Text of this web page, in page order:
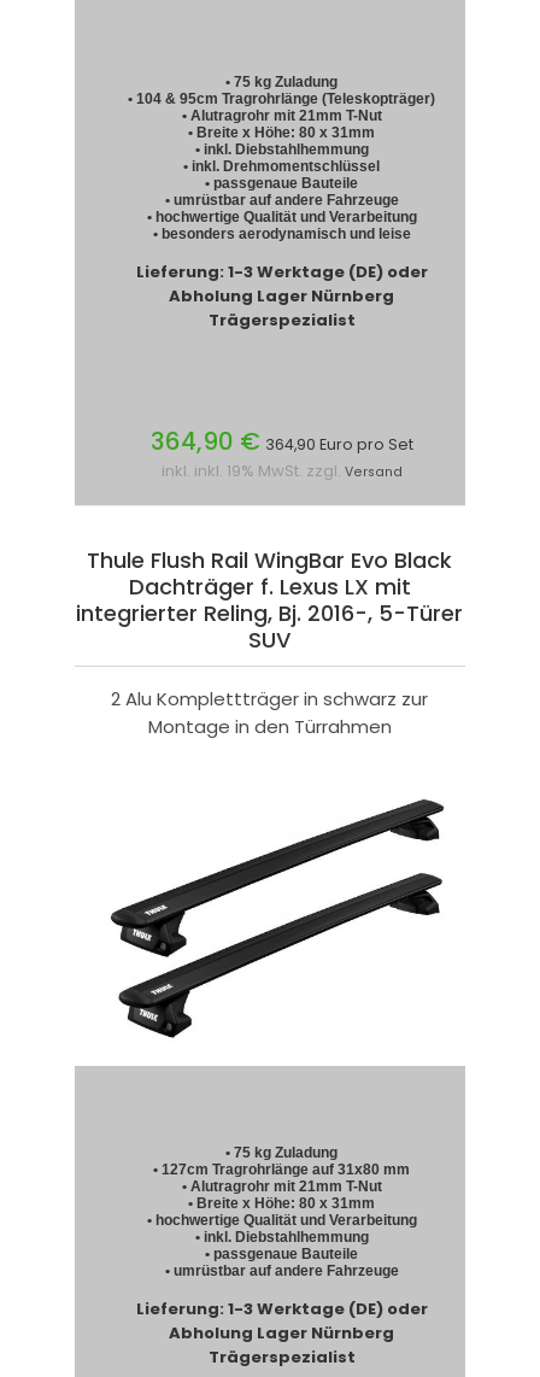
• 75 kg Zuladung
• 104 & 95cm Tragrohrlänge (Teleskopträger)
• Alutragrohr mit 21mm T-Nut
• Breite x Höhe: 80 x 31mm
• inkl. Diebstahlhemmung
• inkl. Drehmomentschlüssel
• passgenaue Bauteile
• umrüstbar auf andere Fahrzeuge
• hochwertige Qualität und Verarbeitung
• besonders aerodynamisch und leise
Lieferung: 1-3 Werktage (DE) oder
Abholung Lager Nürnberg
Trägerspezialist
364,90 € 364,90 Euro pro Set
inkl. inkl. 19% MwSt. zzgl. Versand
Thule Flush Rail WingBar Evo Black
Dachträger f. Lexus LX mit
integrierter Reling, Bj. 2016-, 5-Türer
SUV
2 Alu Komplettträger in schwarz zur
Montage in den Türrahmen
• 75 kg Zuladung
• 127cm Tragrohrlänge auf 31x80 mm
• Alutragrohr mit 21mm T-Nut
• Breite x Höhe: 80 x 31mm
• hochwertige Qualität und Verarbeitung
• inkl. Diebstahlhemmung
• passgenaue Bauteile
• umrüstbar auf andere Fahrzeuge
Lieferung: 1-3 Werktage (DE) oder
Abholung Lager Nürnberg
Trägerspezialist